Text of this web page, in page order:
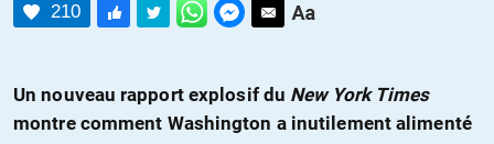
MOTS CLÉS
CONTACTER
FAIRE UN
210
Un nouveau rapport explosif du New York Times
montre comment Washington a inutilement alimenté